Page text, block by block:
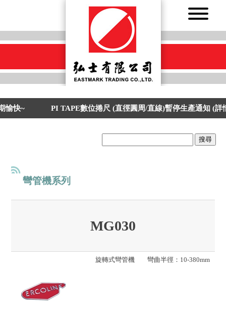
快~ PI TAPE數位捲尺 (直徑圓周/直線)暫停生產通知 (詳
搜尋
彎管機系列
MG030
彎曲半徑：10-380mm
旋轉式彎管機